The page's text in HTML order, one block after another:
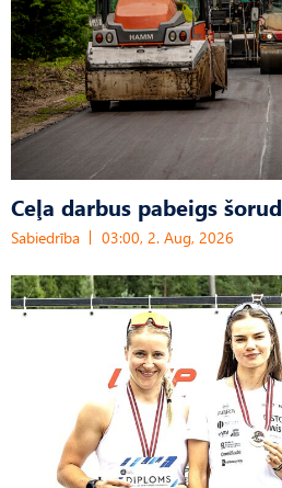
Ceļa darbus pabeigs
Sabiedrība 03:00, 2. Aug, 2026